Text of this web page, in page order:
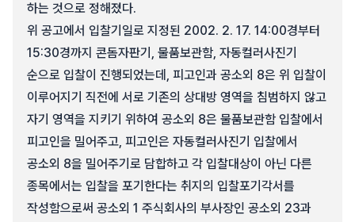
하는 것으로 정해졌다.
위 공고에서 입찰기일로 지정된 2002. 2. 17. 14:00경부터
15:30경까지 콘돔자판기, 물품보관함, 자동컬러사진기
순으로 입찰이 진행되었는데, 피고인과 공소외 8은 위 입찰이
이루어지기 직전에 서로 기존의 상대방 영역을 침범하지 않고
자기 영역을 지키기 위하여 공소외 8은 물품보관함 입찰에서
피고인을 밀어주고, 피고인은 자동컬러사진기 입찰에서
공소외 8을 밀어주기로 담합하고 각 입찰대상이 아닌 다른
종목에서는 입찰을 포기한다는 취지의 입찰포기각서를
작성함으로써 공소외 1 주식회사의 부사장인 공소외 23과